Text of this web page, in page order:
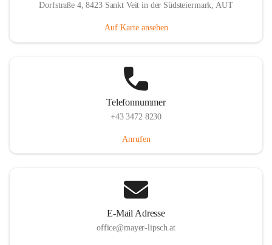
Dorfstraße 4, 8423 Sankt Veit in der Südsteiermark, AUT
Auf Karte ansehen
Telefonnummer
+43 3472 8230
Anrufen
E-Mail Adresse
office@mayer-lipsch.at